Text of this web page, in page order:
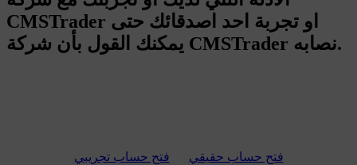
CMSTrader او تجربة احد اصدقائك حتى
يمكنك القول بأن شركة CMSTrader نصابه.
فتح حساب حقيقي فتح حساب تجريبي